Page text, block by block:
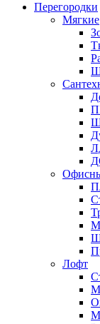
Перегородки
Мягкие
Лофт